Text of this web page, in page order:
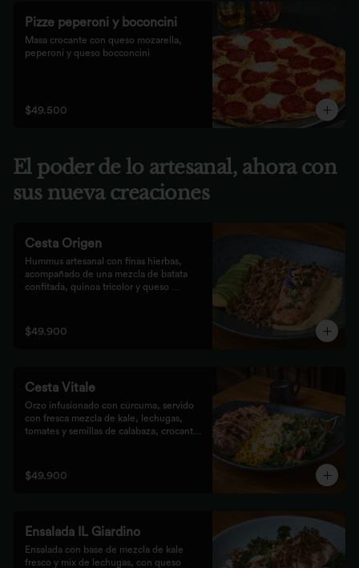
Pizze peperoni y boconcini
Masa crocante con queso mozarella,
peperoni y queso bocconcini
$49.500
El poder de lo artesanal, ahora con
sus nueva creaciones
Cesta Origen
Hummus artesanal con finas hierbas,
acompañado de una mezcla de batata
confitada, quinoa tricolor y queso
$49.900
Cesta Vitale
Orzo infusionado con cúrcuma, servido
con fresca mezcla de kale, lechugas,
tomates y semillas de calabaza, crocante
$49.900
Ensalada IL Giardino
Ensalada con base de mezcla de kale
fresco y mix de lechugas, con queso